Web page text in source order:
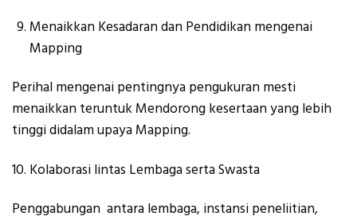
Menaikkan Kesadaran dan Pendidikan mengenai
Mapping
Perihal mengenai pentingnya pengukuran mesti
menaikkan teruntuk Mendorong kesertaan yang lebih
tinggi didalam upaya Mapping.
Kolaborasi lintas Lembaga serta Swasta
Penggabungan antara lembaga, instansi peneliitian,